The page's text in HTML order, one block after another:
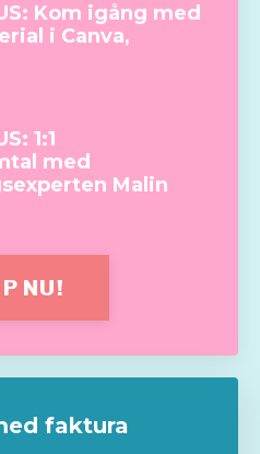
Kom igång med
i Canva,
1:1
med
Malin
NU!
faktura